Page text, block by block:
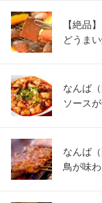
【絶品
どうま
なんば
ソース
なんば
鳥が味